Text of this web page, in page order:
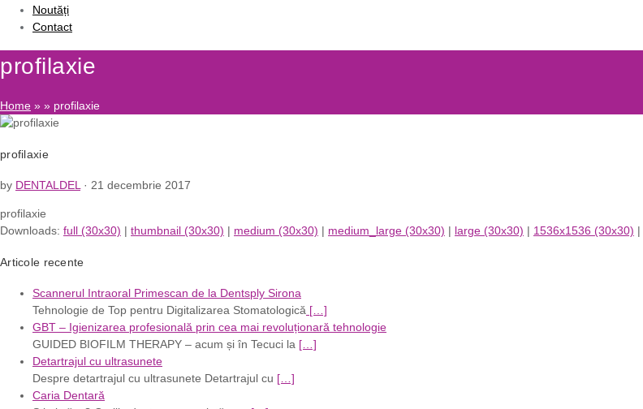
Noutăți
Contact
profilaxie
Home » » profilaxie
profilaxie
by DENTALDEL· 21 decembrie 2017
profilaxie
Downloads: full (30x30) | thumbnail (30x30) | medium (30x30) | medium_large (30x30) | large (30x30) | 1536x1536 (30x30) |
Articole recente
Scannerul Intraoral Primescan de la Dentsply Sirona
Tehnologie de Top pentru Digitalizarea Stomatologică […]
GBT – Igienizarea profesională prin cea mai revoluționară tehnologie
GUIDED BIOFILM THERAPY – acum și în Tecuci la […]
Detartrajul cu ultrasunete
Despre detartrajul cu ultrasunete Detartrajul cu […]
Caria Dentară